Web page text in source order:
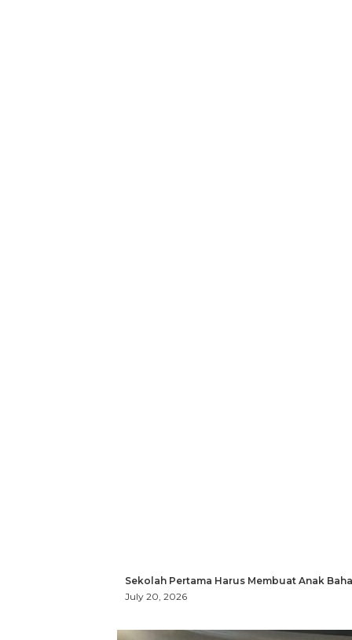
Sekolah Pertama Harus Membuat Anak
July 20, 2026